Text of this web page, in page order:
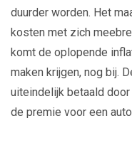
duurder worden. Het
kosten met zich
komt de oplopende
maken krijgen, nog bij.
uiteindelijk betaald
de premie voor een